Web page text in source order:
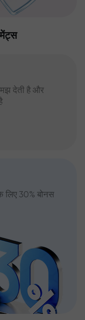
देती है और
30% बोनस